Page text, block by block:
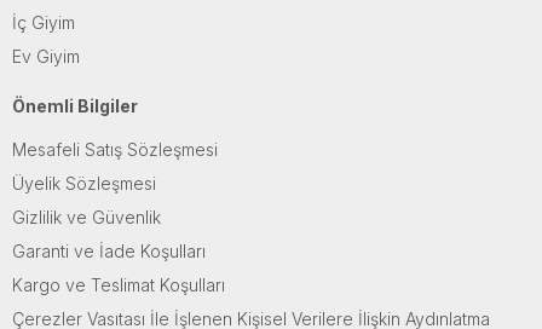
İç Giyim
Ev Giyim
Önemli Bilgiler
Mesafeli Satış Sözleşmesi
Üyelik Sözleşmesi
Gizlilik ve Güvenlik
Garanti ve İade Koşulları
Kargo ve Teslimat Koşulları
Çerezler Vasıtası İle İşlenen Kişisel Verilere İlişkin Aydınlatma